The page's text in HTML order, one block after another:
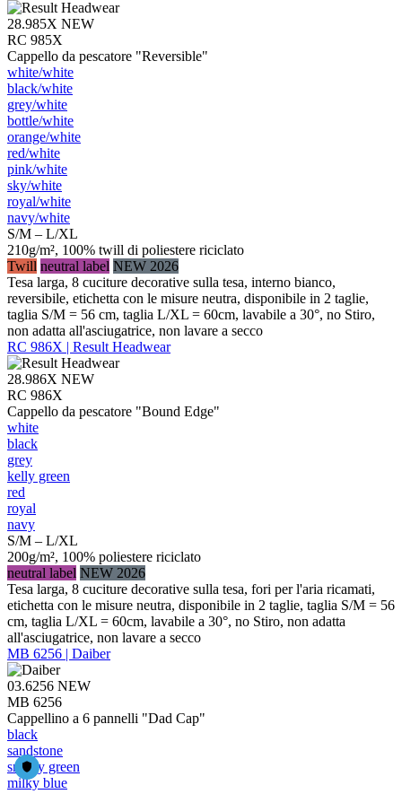
28.985X NEW
RC 985X
Cappello da pescatore "Reversible"
white/​white
black/​white
grey/​white
bottle/​white
orange/​white
red/​white
pink/​white
sky/​white
royal/​white
navy/​white
S/M – L/XL
210g/m², 100% twill di poliestere riciclato
Twill neutral label NEW 2026
Tesa larga, 8 cuciture decorative sulla tesa, interno bianco,
reversibile, etichetta con le misure neutra, disponibile in 2 taglie,
taglia S/M = 56 cm, taglia L/XL = 60cm, lavabile a 30°, no Stiro,
non adatta all'asciugatrice, non lavare a secco
RC 986X | Result Headwear
28.986X NEW
RC 986X
Cappello da pescatore "Bound Edge"
white
black
grey
kelly green
red
royal
navy
S/M – L/XL
200g/m², 100% poliestere riciclato
neutral label NEW 2026
Tesa larga, 8 cuciture decorative sulla tesa, fori per l'aria ricamati,
etichetta con le misure neutra, disponibile in 2 taglie, taglia S/M = 56
cm, taglia L/XL = 60cm, lavabile a 30°, no Stiro, non adatta
all'asciugatrice, non lavare a secco
MB 6256 | Daiber
03.6256 NEW
MB 6256
Cappellino a 6 pannelli "Dad Cap"
black
sandstone
smoky green
milky blue